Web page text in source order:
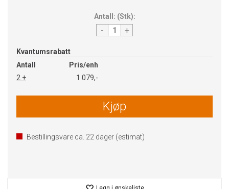
Antall: (Stk):
- +
Kvantumsrabatt
Antall
Pris/enh
2 +
1 079,-
Kjøp
Bestillingsvare ca. 22 dager (estimat)